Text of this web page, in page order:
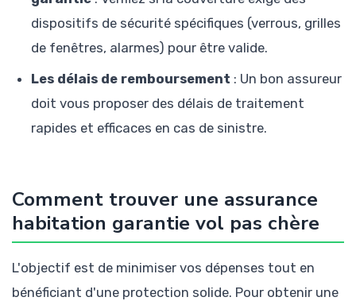
dispositifs de sécurité spécifiques (verrous, grilles
de fenêtres, alarmes) pour être valide.
Les délais de remboursement : Un bon assureur
doit vous proposer des délais de traitement
rapides et efficaces en cas de sinistre.
Comment trouver une assurance
habitation garantie vol pas chère
L'objectif est de minimiser vos dépenses tout en
bénéficiant d'une protection solide. Pour obtenir une